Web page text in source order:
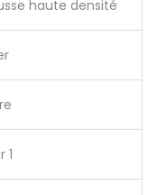
haute densité
1